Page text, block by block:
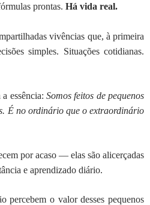
prontas. Há vida real.
vivências que, à primeira
simples. Situações cotidianas.
essência: Somos feitos de pequenos
É no ordinário que o extraordinário
por acaso — elas são alicerçadas
e aprendizado diário.
percebem o valor desses pequenos